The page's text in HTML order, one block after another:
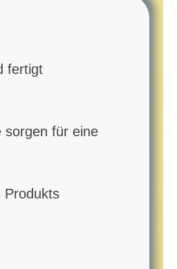
fertigt
sorgen für eine
Produkts